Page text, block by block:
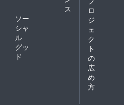
ス
ソー
シャ
ル
グッ
ド
ロ
ジ
ェ
ク
ト
の
広
め
方